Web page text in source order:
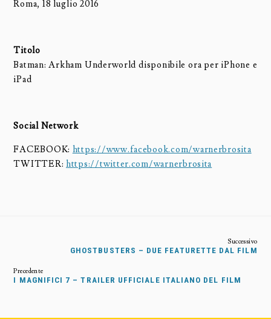
Roma, 18 luglio 2016
Titolo
Batman: Arkham Underworld disponibile ora per iPhone e
iPad
Social Network
FACEBOOK: https://www.facebook.com/warnerbrosita
TWITTER:https://twitter.com/warnerbrosita
GHOSTBUSTERS – DUE FEATURETTE DAL FILM
I MAGNIFICI 7 – TRAILER UFFICIALE ITALIANO DEL FILM